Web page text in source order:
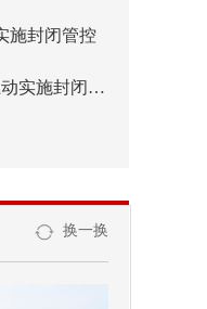
施封闭管控
甘肃205省道抓好快速排危处置主动实施封闭管控
换一换